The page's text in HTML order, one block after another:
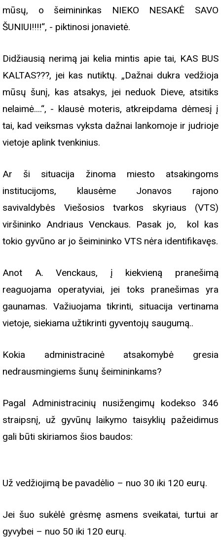
mūsų, o šeimininkas NIEKO NESAKĖ SAVO
ŠUNIUI!!!!“, - piktinosi jonavietė.
Didžiausią nerimą jai kelia mintis apie tai, KAS BUS
KALTAS???, jei kas nutiktų. „Dažnai dukra vedžioja
mūsų šunį, kas atsakys, jei neduok Dieve, atsitiks
nelaimė....“, - klausė moteris, atkreipdama dėmesį į
tai, kad veiksmas vyksta dažnai lankomoje ir judrioje
vietoje aplink tvenkinius.
Ar ši situacija žinoma miesto atsakingoms
institucijoms, klausėme Jonavos rajono
savivaldybės Viešosios tvarkos skyriaus (VTS)
viršininko Andriaus Venckaus. Pasak jo, kol kas
tokio gyvūno ar jo šeimininko VTS nėra identifikavęs.
Anot A. Venckaus, į kiekvieną pranešimą
reaguojama operatyviai, jei toks pranešimas yra
gaunamas. Važiuojama tikrinti, situacija vertinama
vietoje, siekiama užtikrinti gyventojų saugumą..
Kokia administracinė atsakomybė gresia
nedrausmingiems šunų šeimininkams?
Pagal Administracinių nusižengimų kodekso 346
straipsnį, už gyvūnų laikymo taisyklių pažeidimus
gali būti skiriamos šios baudos:
Už vedžiojimą be pavadėlio – nuo 30 iki 120 eurų.
Jei šuo sukėlė grėsmę asmens sveikatai, turtui ar
gyvybei – nuo 50 iki 120 eurų.